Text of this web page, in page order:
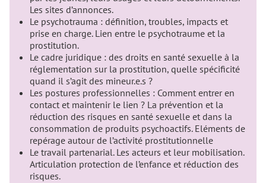
Les sites d’annonces.
Le psychotrauma : définition, troubles, impacts et
prise en charge. Lien entre le psychotraume et la
prostitution.
Le cadre juridique : des droits en santé sexuelle à la
réglementation sur la prostitution, quelle spécificité
quand il s’agit des mineur.e.s ?
Les postures professionnelles : Comment entrer en
contact et maintenir le lien ? La prévention et la
réduction des risques en santé sexuelle et dans la
consommation de produits psychoactifs. Eléments de
repérage autour de l’activité prostitutionnelle
Le travail partenarial. Les acteurs et leur mobilisation.
Articulation protection de l’enfance et réduction des
risques.